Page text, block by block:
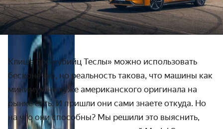
Клише про «убийц Теслы» можно использовать
бесконечно, но реальность такова, что машины как
минимум не хуже американского оригинала на
рынке есть. И пришли они сами знаете откуда. Но
на что они способны? Мы решили это выяснить,